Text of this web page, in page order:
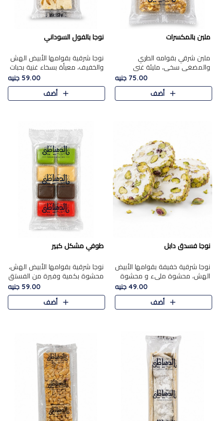
ملبن بالمكسرات
ملبن شرقي بقوامه الطري
والمضغي سخي، مليئة غني
بتشكيلة فاخرة من المكسرات
مشكلة المختارة التي تقدم تضيف
قرمشة مميزة مرضية ونكهة
75.00 جنيه
أضف
نوجا بالفول السوداني
نوجا شرقية بقوامها الأبيض الهش
والخفيف، معبأة بسخاء غنية بحبات
الفول السوداني المحمص التي
يقدم تضيف قرمشة مميزة مرضية
وتوازنًا رائعًا مع حلا..
59.00 جنيه
أضف
نوجا فسدق دابل
نوجا شرقية خفيفة بقوامها الأبيض
الهش، محشوة مليء و محشوة
بـكمية وفيرة من الفستق الفاخر
لتمنحك نكهة مكسرات غنية
وقرمشة مميزة في كل قطعة و
49.00 جنيه
أضف
طوفي مشكل كبير
نوجا شرقية بقوامها الأبيض الهش،
محشوة بكمية وفيرة من الفستق
الفاخر لتمنحك نكهة غنية وقرمشة
مميزة في كل قطعة، لتجربة تجمع
بين الفخامة والمذاق..
59.00 جنيه
أضف